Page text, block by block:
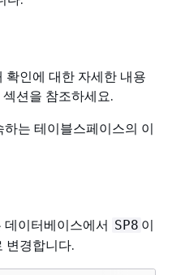
확인에 대한 자세한 내용
섹션을 참조하세요.
는 테이블스페이스의 이
데이터베이스에서 SP8 이
변경합니다.